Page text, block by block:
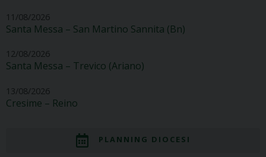
11/08/2026
Santa Messa – San Martino Sannita (Bn)
12/08/2026
Santa Messa – Trevico (Ariano)
13/08/2026
Cresime – Reino
PLANNING DIOCESI